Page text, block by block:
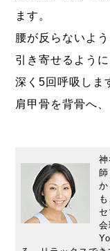
ます。
腰が反らないよ
引き寄せるよう
深く5回呼吸しま
肩甲骨を背骨へ
師